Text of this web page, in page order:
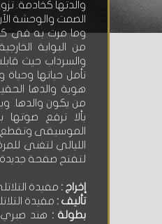
والدتها كخادمة.
الصمت والوحشة
وما مرت به في كل
من البوابة
والسرداب حيث
تأمل حياتها وحياة
هوية والدها
من يكون والدها.
بألا ترفع صوتها
الموسيقى
الليالي لتغني
لتفتح صفحة جديدة
إخراج : مفيدة
تأليف : مفيدة
بطولة : هند